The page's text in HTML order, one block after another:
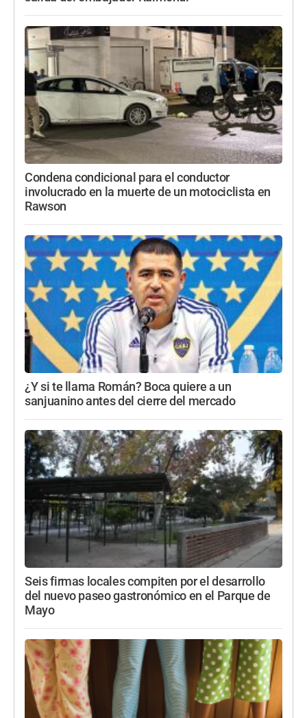
Condena condicional para el conductor
involucrado en la muerte de un motociclista en
Rawson
¿Y si te llama Román? Boca quiere a un
sanjuanino antes del cierre del mercado
Seis firmas locales compiten por el desarrollo
del nuevo paseo gastronómico en el Parque de
Mayo